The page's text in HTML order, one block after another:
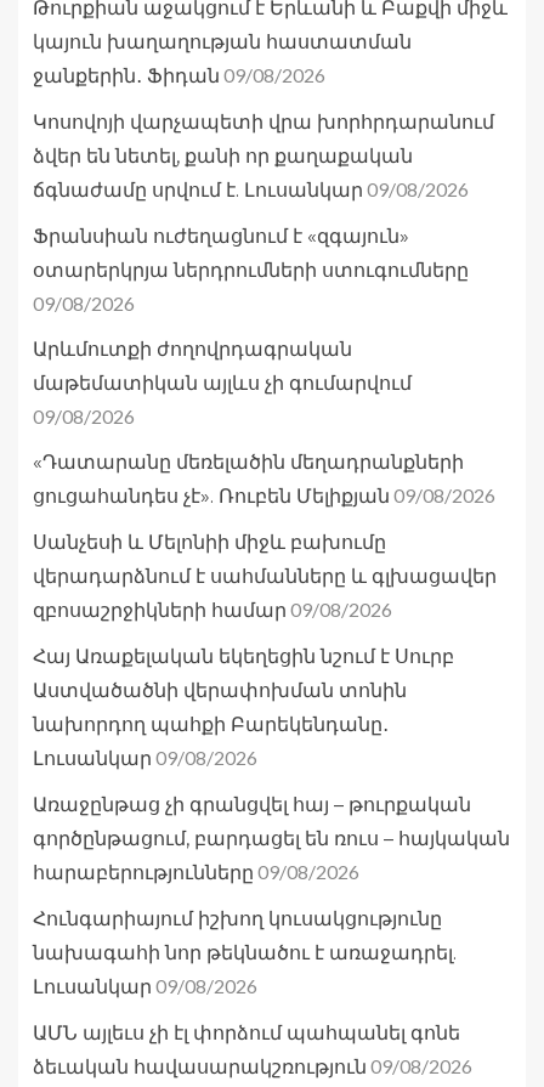
Թուրքիան աջակցում է Երևանի և Բաքվի միջև
կայուն խաղաղության հաստատման
ջանքերին․ Ֆիդան 09/08/2026
Կոսովոյի վարչապետի վրա խորհրդարանում
ձվեր են նետել, քանի որ քաղաքական
ճգնաժամը սրվում է. Լուսանկար 09/08/2026
Ֆրանսիան ուժեղացնում է «զգայուն»
օտարերկրյա ներդրումների ստուգումները
09/08/2026
Արևմուտքի ժողովրդագրական
մաթեմատիկան այլևս չի գումարվում
09/08/2026
«Դատարանը մեռելածին մեղադրանքների
ցուցահանդես չէ». Ռուբեն Մելիքյան 09/08/2026
Սանչեսի և Մելոնիի միջև բախումը
վերադարձնում է սահմանները և գլխացավեր
զբոսաշրջիկների համար 09/08/2026
Հայ Առաքելական եկեղեցին նշում է Սուրբ
Աստվածածնի վերափոխման տոնին
նախորդող պահքի Բարեկենդանը․
Լուսանկար 09/08/2026
Առաջընթաց չի գրանցվել հայ – թուրքական
գործընթացում, բարդացել են ռուս – հայկական
հարաբերությունները 09/08/2026
Հունգարիայում իշխող կուսակցությունը
նախագահի նոր թեկնածու է առաջադրել.
Լուսանկար 09/08/2026
ԱՄՆ այլեւս չի էլ փորձում պահպանել գոնե
ձեւական հավասարակշռություն 09/08/2026